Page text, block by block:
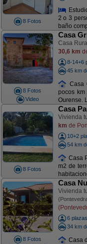
8 Fotos
2 o 3
baño
8 Fotos
Video
Casa
Casa
30,6 km
8-14+6
45 km
Casa
pocos
Ourense.
8 Fotos
Casa
Vivienda
km de
10+2
54 km
Casa
m2 de
8 Fotos
Casa
Vivienda
6 plazas
34 km
Casa